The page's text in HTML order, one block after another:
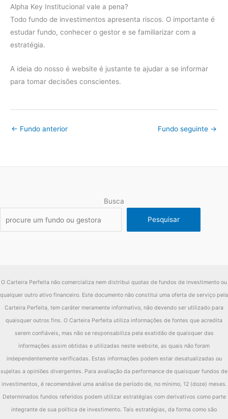
diferença -32.25%
Fundo -22.38%
diferença -10.61%
Alpha Key Institucional vale a pena?
Todo fundo de investimentos apresenta riscos. O importante é
estudar fundo, conhecer o gestor e se familiarizar com a
estratégia.
A ideia do nosso é website é justante te ajudar a se informar
para tomar decisões conscientes.
← Fundo anterior Fundo seguinte →
Busca
Pesquisar
O Carteira Perfeita não comercializa nem distribui quotas de fundos de investimento ou
qualquer outro ativo financeiro. Este documento não constitui uma oferta de serviço pela
Carteira Perfeita, tem caráter meramente informativo, não devendo ser utilizado para
quaisquer outros fins. O Carteira Perfeita utiliza informações de fontes que acredita
serem confiáveis, mas não se responsabiliza pela exatidão de quaisquer das
informações assim obtidas e utilizadas neste website, as quais não foram
independentemente verificadas. Estas informações podem estar desatualizadas ou
sujeitas a opiniões divergentes. Para avaliação da performance de quaisquer fundos de
investimentos, é recomendável uma análise de período de, no mínimo, 12 (doze) meses.
Determinados fundos referidos podem utilizar estratégias com derivativos como parte
integrante de sua política de investimento. Tais estratégias, da forma como são